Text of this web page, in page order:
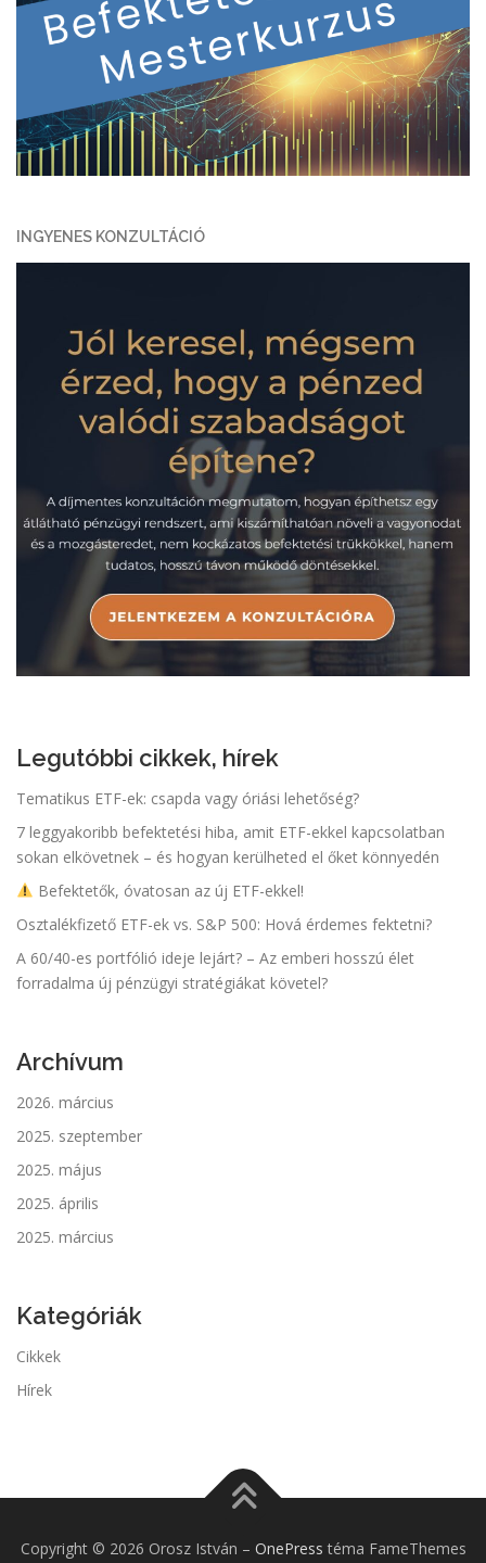
INGYENES KONZULTÁCIÓ
Legutóbbi cikkek, hírek
Tematikus ETF-ek: csapda vagy óriási lehetőség?
7 leggyakoribb befektetési hiba, amit ETF-ekkel kapcsolatban
sokan elkövetnek – és hogyan kerülheted el őket könnyedén
Befektetők, óvatosan az új ETF-ekkel!
Osztalékfizető ETF-ek vs. S&P 500: Hová érdemes fektetni?
A 60/40-es portfólió ideje lejárt? – Az emberi hosszú élet
forradalma új pénzügyi stratégiákat követel?
Archívum
2026. március
2025. szeptember
2025. május
2025. április
2025. március
Kategóriák
Cikkek
Hírek
Copyright © 2026 Orosz István – OnePress téma FameThemes